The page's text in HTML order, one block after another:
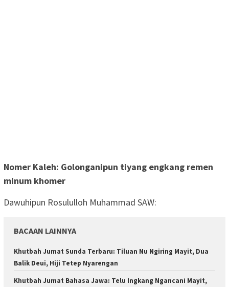
Nomer Kaleh: Golonganipun tiyang engkang remen
minum khomer
Dawuhipun Rosululloh Muhammad SAW:
BACAAN LAINNYA
Khutbah Jumat Sunda Terbaru: Tiluan Nu Ngiring Mayit, Dua
Balik Deui, Hiji Tetep Nyarengan
Khutbah Jumat Bahasa Jawa: Telu Ingkang Ngancani Mayit,